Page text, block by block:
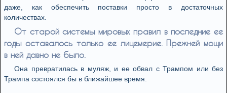
даже, как обеспечить поставки просто в достаточных
количествах.
От старой системы мировых правил в последние ее
годы оставалось только ее лицемерие. Прежней мощи
в ней давно не было.
Она превратилась в муляж, и ее обвал с Трампом или без
Трампа состоялся бы в ближайшее время.